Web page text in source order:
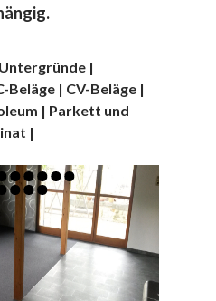
|
Beläge | CV-Beläge |
| Parkett und
|